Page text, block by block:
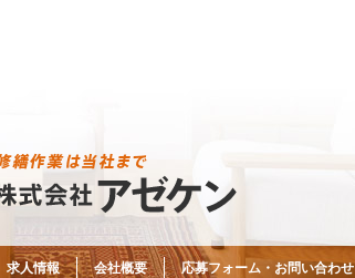
求人情報 会社概要 応募フォーム・お問い合わせ